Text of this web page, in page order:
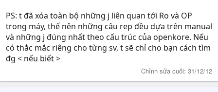
PS: t đã xóa toàn bộ những j liên quan tới Ro và OP
trong máy, thế nên những câu rep đều dựa trên manual
và những j đúng nhất theo cấu trúc của openkore. Nếu
có thắc mắc riêng cho từng sv, t sẽ chỉ cho bạn cách tìm
đg < nếu biết >
Chỉnh sửa cuối: 31/12/12